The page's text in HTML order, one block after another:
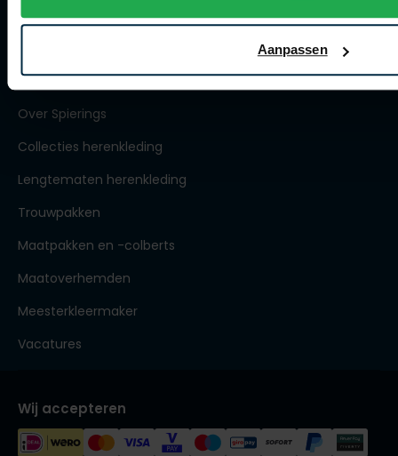
Aanpassen
Contact webshop
Spierings Herenmode
Over Spierings
Collecties herenkleding
Lengtematen herenkleding
Trouwpakken
Maatpakken en -colberts
Maatoverhemden
Meesterkleermaker
Vacatures
Wij accepteren